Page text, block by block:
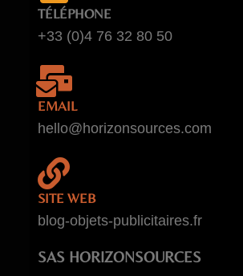
TÉLÉPHONE
+33 (0)4 76 32 80 50
EMAIL
hello@horizonsources.com
SITE WEB
blog-objets-publicitaires.fr
SAS HORIZONSOURCES